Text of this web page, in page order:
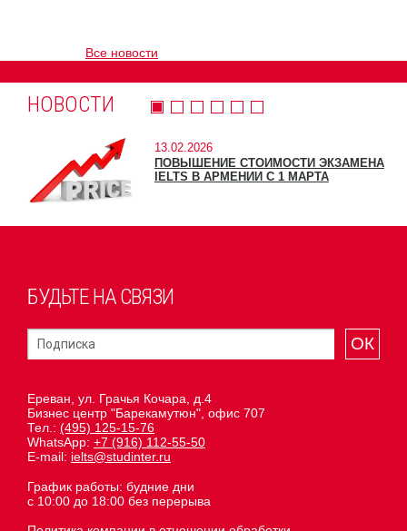
Все новости
НОВОСТИ
13.02.2026
ПОВЫШЕНИЕ СТОИМОСТИ ЭКЗАМЕНА
IELTS В АРМЕНИИ С 1 МАРТА
БУДЬТЕ НА СВЯЗИ
ОК
Ереван, ул. Грачья Кочара, д.4
Бизнес центр "Барекамутюн", офис 707
Тел.: (495) 125-15-76
WhatsApp: +7 (916) 112-55-50
E-mail: ielts@studinter.ru
График работы: будние дни
с 10:00 до 18:00 без перерыва